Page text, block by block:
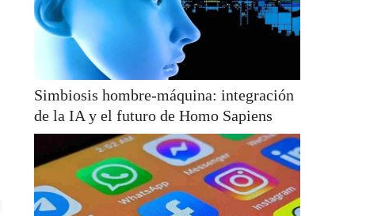
Simbiosis hombre-máquina: integración
de la IA y el futuro de Homo Sapiens